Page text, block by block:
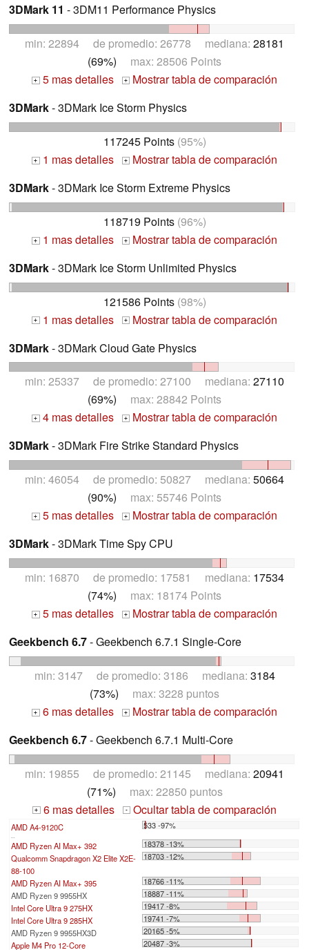
3DMark 11 - 3DM11 Performance Physics
min: 22894 de promedio: 26778 mediana: 28181
(69%) max: 28506 Points
+ 5 mas detalles +
Mostrar tabla de comparación
3DMark- 3DMark Ice Storm Physics
117245 Points(95%)
+ 1 mas detalles +
Mostrar tabla de comparación
3DMark- 3DMark Ice Storm Extreme Physics
118719 Points(96%)
+ 1 mas detalles +
Mostrar tabla de comparación
3DMark- 3DMark Ice Storm Unlimited Physics
121586 Points(98%)
+ 1 mas detalles +
Mostrar tabla de comparación
3DMark- 3DMark Cloud Gate Physics
min: 25337 de promedio: 27100 mediana: 27110
(69%) max: 28842 Points
+ 4 mas detalles +
Mostrar tabla de comparación
3DMark- 3DMark Fire Strike Standard Physics
min: 46054 de promedio: 50827 mediana: 50664
(90%) max: 55746 Points
+ 5 mas detalles +
Mostrar tabla de comparación
3DMark- 3DMark Time Spy CPU
min: 16870 de promedio: 17581 mediana: 17534
(74%) max: 18174 Points
+ 5 mas detalles +
Mostrar tabla de comparación
Geekbench 6.7- Geekbench 6.7.1 Single-Core
min: 3147 de promedio: 3186 mediana: 3184
(73%) max: 3228 puntos
+ 6 mas detalles +
Mostrar tabla de comparación
Geekbench 6.7- Geekbench 6.7.1 Multi-Core
min: 19855 de promedio: 21145 mediana: 20941
(71%) max: 22850 puntos
+ 6 mas detalles - Ocultar tabla de comparación
AMD A4-9120C 533 -97%
AMD Ryzen AI Max+ 392
18378 -13%
Qualcomm Snapdragon X2 Elite X2E-
88-100
18703 -12%
AMD Ryzen AI Max+ 395
18766 -11%
AMD Ryzen 9 9955HX
18887 -11%
Intel Core Ultra 9 275HX
19417 -8%
Intel Core Ultra 9 285HX
19741 -7%
AMD Ryzen 9 9955HX3D
20165 -5%
Apple M4 Pro 12-Core
20487 -3%